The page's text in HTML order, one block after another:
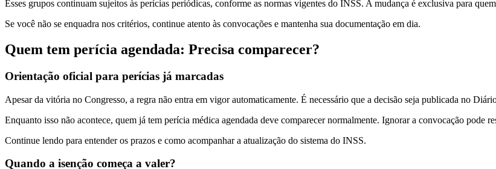
Esses grupos continuam sujeitos às perícias periódicas, conforme as normas vigentes do INSS. A mudança é exclusiva para
Se você não se enquadra nos critérios, continue atento às convocações e mantenha sua documentação em dia.
Quem tem perícia agendada: Precisa comparecer?
Orientação oficial para perícias já marcadas
Apesar da vitória no Congresso, a regra não entra em vigor automaticamente. É necessário que a decisão seja publicada no
Enquanto isso não acontece, quem já tem perícia médica agendada deve comparecer normalmente. Ignorar a convocação pode
Continue lendo para entender os prazos e como acompanhar a atualização do sistema do INSS.
Quando a isenção começa a valer?